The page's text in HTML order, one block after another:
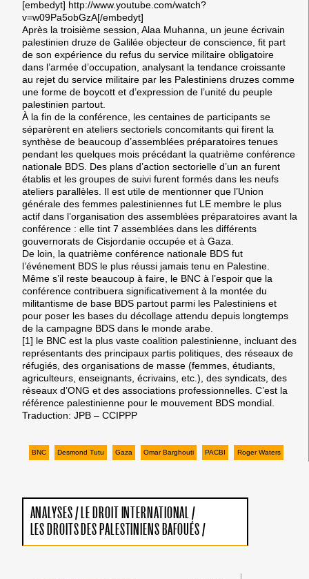
[embedyt] http://www.youtube.com/watch?
v=w09Pa5obGzA[/embedyt]
Après la troisième session, Alaa Muhanna , un jeune écrivain
palestinien druze de Galilée objecteur de conscience, fit part
de son expérience du refus du service militaire obligatoire
dans l’armée d’occupation, analysant la tendance croissante
au rejet du service militaire par les Palestiniens druzes comme
une forme de boycott et d’expression de l’unité du peuple
palestinien partout.
À la fin de la conférence, les centaines de participants se
séparèrent en ateliers sectoriels concomitants qui firent la
synthèse de beaucoup d’assemblées préparatoires tenues
pendant les quelques mois précédant la quatrième conférence
nationale BDS. Des plans d’action sectorielle d’un an furent
établis et les groupes de suivi furent formés dans les neufs
ateliers parallèles. Il est utile de mentionner que l’Union
générale des femmes palestiniennes fut LE membre le plus
actif dans l’organisation des assemblées préparatoires avant la
conférence : elle tint 7 assemblées dans les différents
gouvernorats de Cisjordanie occupée et à Gaza.
De loin, la quatrième conférence nationale BDS fut
l’événement BDS le plus réussi jamais tenu en Palestine.
Même s’il reste beaucoup à faire, le BNC à l’espoir que la
conférence contribuera significativement à la montée du
militantisme de base BDS partout parmi les Palestiniens et
pour poser les bases du décollage attendu depuis longtemps
de la campagne BDS dans le monde arabe.
[1] le BNC est la plus vaste coalition palestinienne, incluant des
représentants des principaux partis politiques, des réseaux de
réfugiés, des organisations de masse (femmes, étudiants,
agriculteurs, enseignants, écrivains, etc.), des syndicats, des
réseaux d’ONG et des associations professionnelles. C’est la
référence palestinienne pour le mouvement BDS mondial.
Traduction: JPB – CCIPPP
BNC Desmond Tutu Gaza Omar Barghouti PACBI Roger Waters
ANALYSES/ LE DROIT INTERNATIONAL/
LES DROITS DES PALESTINIENS BAFOUÉS/